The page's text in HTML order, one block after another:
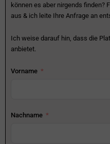
können es aber nirgends finden?
aus & ich leite Ihre Anfrage an
Ich weise darauf hin, dass die
anbietet.
Vorname
Nachname